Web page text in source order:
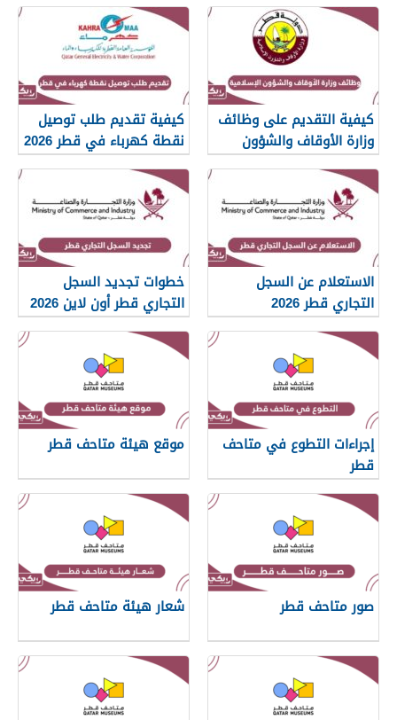
كيفية التقديم على وظائف
وزارة الأوقاف والشؤون
الإسلامية قطر 2026
كيفية تقديم طلب توصيل
نقطة كهرباء في قطر 2026
الاستعلام عن السجل
التجاري قطر 2026
خطوات تجديد السجل
التجاري قطر أون لاين 2026
إجراءات التطوع في متاحف
قطر
موقع هيئة متاحف قطر
صور متاحف قطر شعار هيئة متاحف قطر